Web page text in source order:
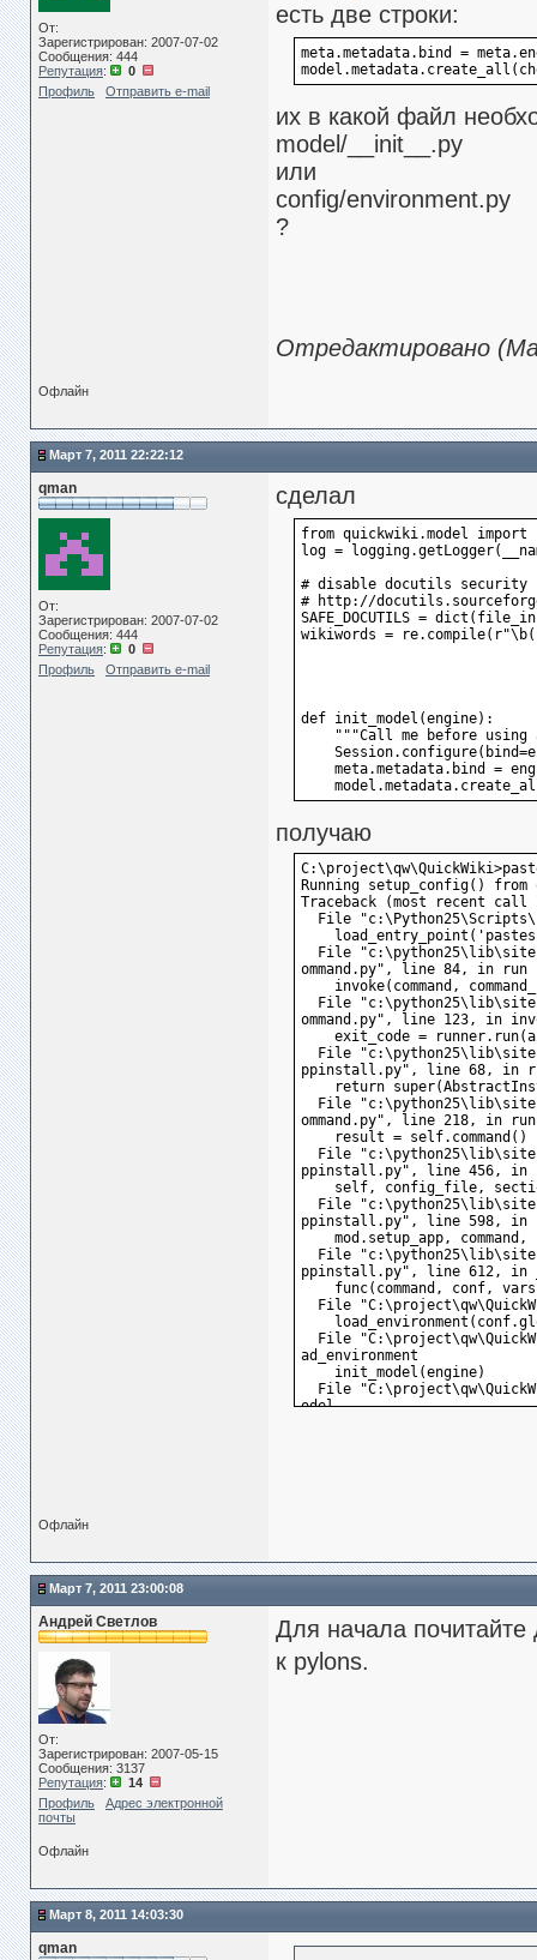
От:
Зарегистрирован: 2007-07-02
Сообщения: 444
Репутация:
0
Профиль
Отправить e-mail
есть две строки:
meta.metadata.bind =
их в какой файл
model/__init__.py
или
config/environment.py
?
Отредактировано
Офлайн
Март 7, 2011 22:22:12
qman
От:
Зарегистрирован: 2007-07-02
Сообщения: 444
Репутация:
0
Профиль
Отправить e-mail
сделал
from quickwiki.model import
log =
# disable docutils security
# http://
SAFE_DOCUTILS =
wikiwords =
def init_model(engine):
"""Call me before using
meta.metadata.bind =
получаю
Running setup_config() from
Traceback (most recent
File
File
ommand.py", line 84, in run
invoke(command,
File
ommand.py", line 123, in
exit_code =
File
ppinstall.py", line 68, in
return
File
ommand.py", line 218, in run
    result = self.command()
File
ppinstall.py", line 456, in
self, config_file,
File
ppinstall.py", line 598, in
mod.setup_app, command,
File
ppinstall.py", line 612, in
func(command, conf,
File
File
ad_environment
    init_model(engine)
File
odel
Офлайн
Март 7, 2011 23:00:08
Андрей Светлов
От:
Зарегистрирован: 2007-05-15
Сообщения: 3137
Репутация:
14
Профиль
Адрес электронной
почты
Для начала
к pylons.
Офлайн
Март 8, 2011 14:03:30
qman